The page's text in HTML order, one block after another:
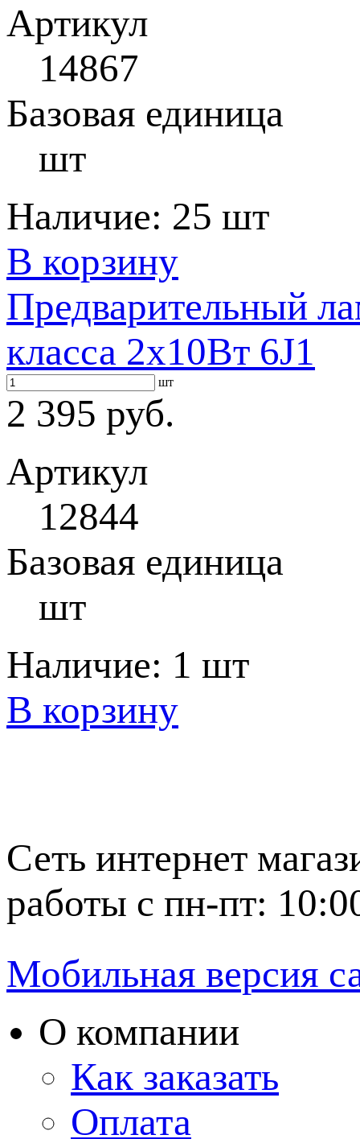
Артикул
14867
Базовая единица
шт
Наличие: 25 шт
В корзину
Предварительный
класса 2x10Вт 6J1
шт
2 395 руб.
Артикул
12844
Базовая единица
шт
Наличие: 1 шт
В корзину
Сеть интернет
работы с пн-пт:
Мобильная версия
О компании
Как заказать
Оплата